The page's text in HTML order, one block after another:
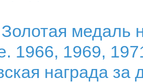
Золотая
1966, 1969,
награда за